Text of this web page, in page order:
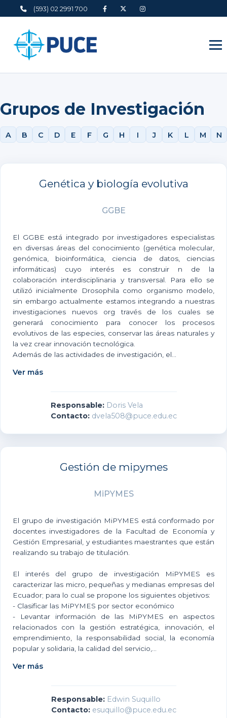
(593) 02 2991 700
Grupos de Investigación
A B C D E F G H I J K L M N
Genética y biología evolutiva
GGBE
El GGBE está integrado por investigadores especialistas
en diversas áreas del conocimiento (genética molecular,
genómica, bioinformática, ciencia de datos, ciencias
informáticas) cuyo interés es construir n de la
colaboración interdisciplinaria y transversal. Para ello se
utilizó inicialmente Drosophila como organismo modelo,
sin embargo actualmente estamos integrando a nuestras
investigaciones nuevos org través de los cuales se
generará conocimiento para conocer los procesos
evolutivos de las especies, conservar las áreas naturales y
la vez crear innovación tecnológica.
Además de las actividades de investigación, el...
Ver más
Responsable:Doris Vela
Contacto:dvela508@puce.edu.ec
Gestión de mipymes
MiPYMES
El grupo de investigación MiPYMES está conformado por
docentes investigadores de la Facultad de Economía y
Gestión Empresarial, y estudiantes maestrantes que están
realizando su trabajo de titulación.
El interés del grupo de investigación MiPYMES es
caracterizar las micro, pequeñas y medianas empresas del
Ecuador; para lo cual se propone los siguientes objetivos:
- Clasificar las MiPYMES por sector económico
- Levantar información de las MiPYMES en aspectos
relacionados con la gestión estratégica, innovación, el
emprendimiento, la responsabilidad social, la economía
popular y solidaria, la calidad del servicio,...
Ver más
Responsable:Edwin Suquillo
Contacto:esuquillo@puce.edu.ec